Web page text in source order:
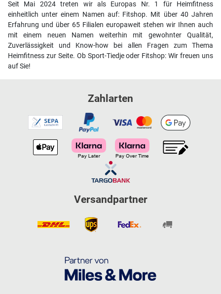
Seit Mai 2024 treten wir als Europas Nr. 1 für Heimfitness
einheitlich unter einem Namen auf: Fitshop. Mit über 40 Jahren
Erfahrung und über 65 Filialen europaweit stehen wir Ihnen auch
mit einem neuen Namen weiterhin mit gewohnter Qualität,
Zuverlässigkeit und Know-how bei allen Fragen zum Thema
Heimfitness zur Seite. Ob Sport-Tiedje oder Fitshop: Wir freuen uns
auf Sie!
Zahlarten
Versandpartner